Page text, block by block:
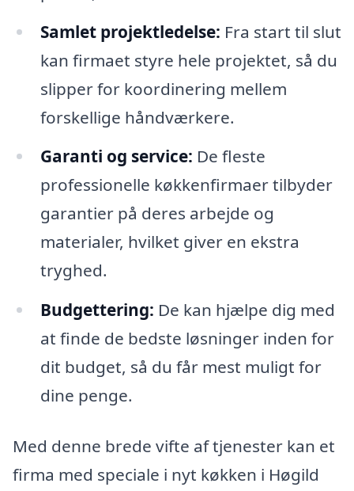
Samlet projektledelse: Fra start til slut
kan firmaet styre hele projektet, så du
slipper for koordinering mellem
forskellige håndværkere.
Garanti og service: De fleste
professionelle køkkenfirmaer tilbyder
garantier på deres arbejde og
materialer, hvilket giver en ekstra
tryghed.
Budgettering: De kan hjælpe dig med
at finde de bedste løsninger inden for
dit budget, så du får mest muligt for
dine penge.
Med denne brede vifte af tjenester kan et
firma med speciale i nyt køkken i Høgild